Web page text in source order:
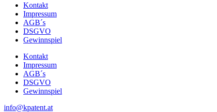
Kontakt
Impressum
AGB´s
DSGVO
Gewinnspiel
Kontakt
Impressum
AGB´s
DSGVO
Gewinnspiel
info@kpatent.at